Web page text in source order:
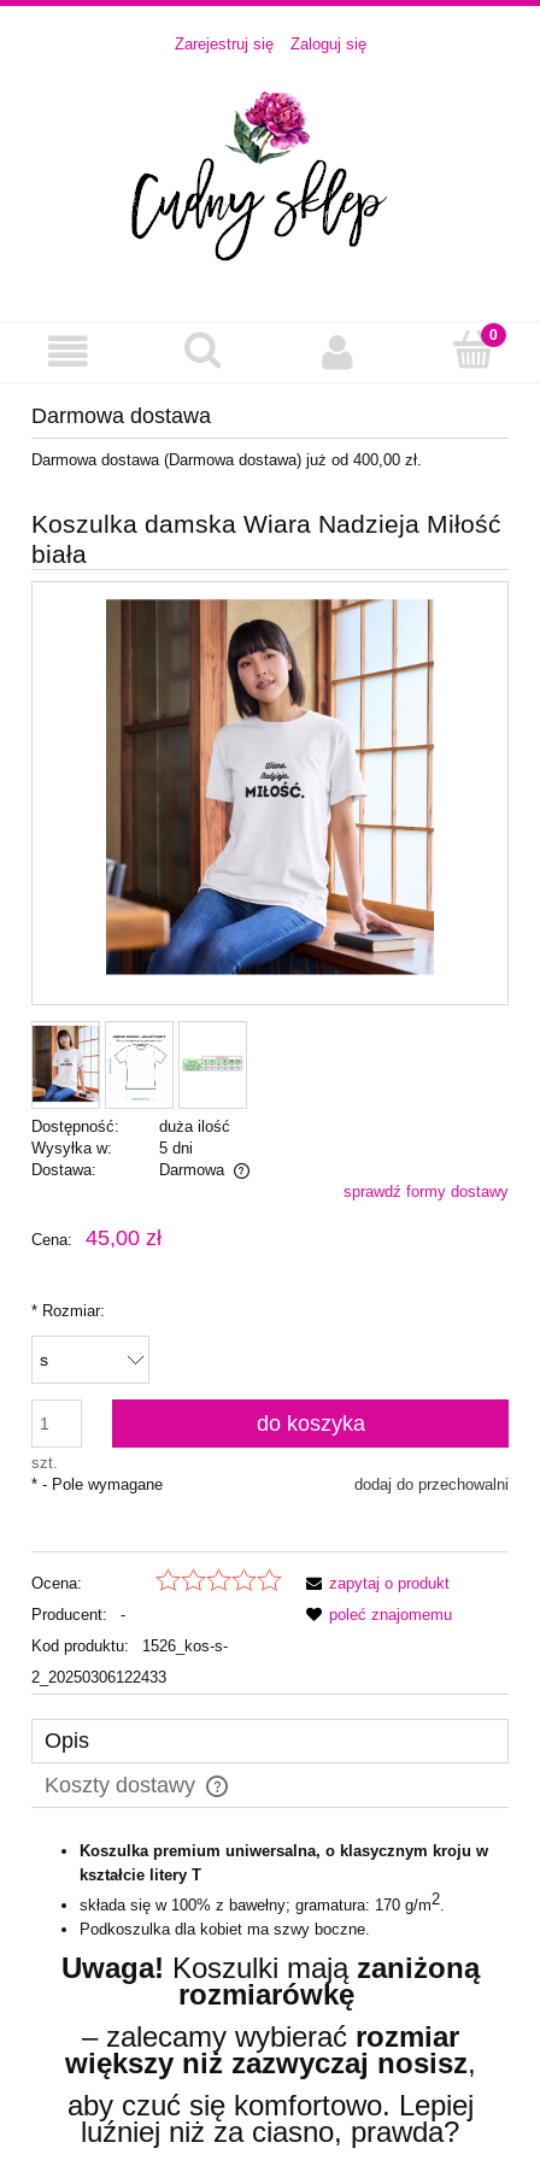
Zarejestruj się Zaloguj się
Darmowa dostawa
Darmowa dostawa (Darmowa dostawa) już od 400,00 zł.
Koszulka damska Wiara Nadzieja Miłość
biała
Dostępność:
duża ilość
Wysyłka w:
5 dni
Dostawa:
Darmowa
Cena nie zawiera ewentualnych kosztów płatnościsprawdź formy dostawy
Cena: 45,00 zł
* Rozmiar:
szt.
do koszyka
dodaj do przechowalni
* - Pole wymagane
Ocena:
Producent:
-
Kod produktu:
1526_kos-s-
2_20250306122433
zapytaj o produkt
poleć znajomemu
Opis
Koszty dostawy
Cena nie zawiera ewentualnych kosztów płatności
Koszulka premium uniwersalna, o klasycznym kroju w
kształcie litery T
składa się w 100% z bawełny; gramatura: 170 g/m2
Podkoszulka dla kobiet ma szwy boczne.
Uwaga! Koszulki mają zaniżoną
rozmiarówkę
– zalecamy wybierać rozmiar
większy niż zazwyczaj nosisz,
aby czuć się komfortowo. Lepiej
luźniej niż za ciasno, prawda?